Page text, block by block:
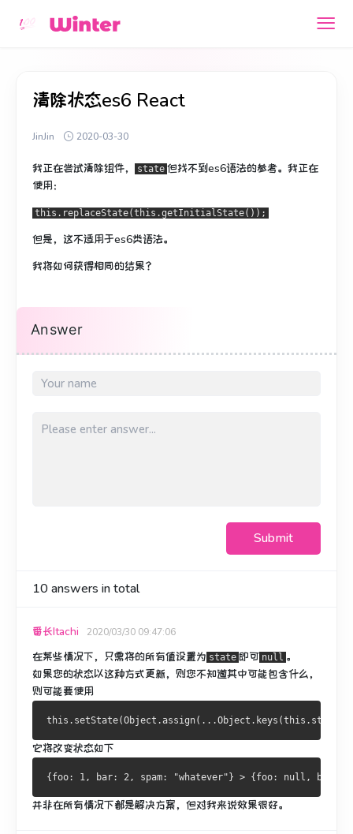
清除状态es6 React
JinJin 2020-03-30
我正在尝试清除组件， state 但找不到es6语法的参考。 我正在
使用：
this.replaceState(this.getInitialState());
但是，这不适用于es6类语法。
我将如何获得相同的结果？
Answer
Submit
10answers in total
番长Itachi 2020/03/30 09:47:06
在某些情况下，只需将的所有值设置为 state 即可 null 。
如果您的状态以这种方式更新，则您不知道其中可能包含什么，
则可能要使用
它将改变状态如下
并非在所有情况下都是解决方案，但对我来说效果很好。